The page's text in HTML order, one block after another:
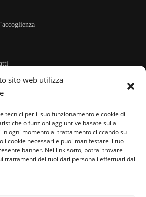
sito web utilizza
tecnici per il suo funzionamento e cookie di
o funzioni aggiuntive basate sulla
ogni momento al trattamento cliccando su
i cookie necessari e puoi manifestare il tuo
banner. Nei link sotto, potrai trovare
trattamenti dei tuoi dati personali effettuati dal
l’accoglienza nel mondo